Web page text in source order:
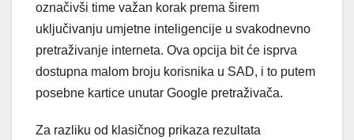
označivši time važan korak prema širem
uključivanju umjetne inteligencije u svakodnevno
pretraživanje interneta. Ova opcija bit će isprva
dostupna malom broju korisnika u SAD, i to putem
posebne kartice unutar Google pretraživača.
Za razliku od klasičnog prikaza rezultata